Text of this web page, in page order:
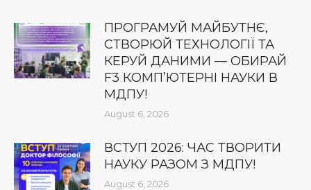
ПРОГРАМУЙ МАЙБУТНЄ,
СТВОРЮЙ ТЕХНОЛОГІЇ ТА
КЕРУЙ ДАНИМИ — ОБИРАЙ
F3 КОМП’ЮТЕРНІ НАУКИ В
МДПУ!
August 6, 2026
ВСТУП 2026: ЧАС ТВОРИТИ
НАУКУ РАЗОМ З МДПУ!
August 6, 2026